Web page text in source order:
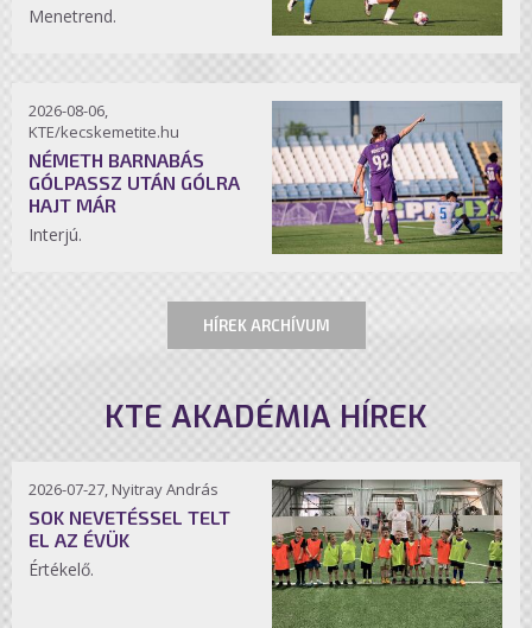
Menetrend.
2026-08-06,
KTE/kecskemetite.hu
NÉMETH BARNABÁS
GÓLPASSZ UTÁN GÓLRA
HAJT MÁR
Interjú.
HÍREK ARCHÍVUM
KTE AKADÉMIA HÍREK
2026-07-27, Nyitray András
SOK NEVETÉSSEL TELT
EL AZ ÉVÜK
Értékelő.